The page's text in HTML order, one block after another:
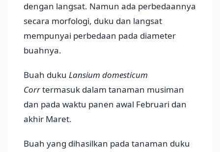
dengan langsat. Namun ada perbedaannya
secara morfologi, duku dan langsat
mempunyai perbedaan pada diameter
buahnya.
Buah duku Lansium domesticum
Corrtermasuk dalam tanaman musiman
dan pada waktu panen awal Februari dan
akhir Maret.
Buah yang dihasilkan pada tanaman duku